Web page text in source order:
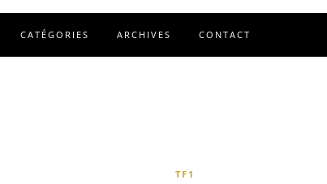
CATÉGORIES ARCHIVES CONTACT
TF1